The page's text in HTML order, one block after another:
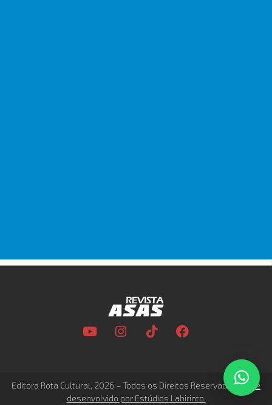
Editora Rota Cultural, 2026 – Todos os Direitos Reservados –Site
desenvolvido por Estúdios Labirinto.